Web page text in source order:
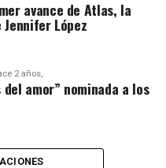
avance de Atlas, la
López
2 años,
del amor” nominada a los